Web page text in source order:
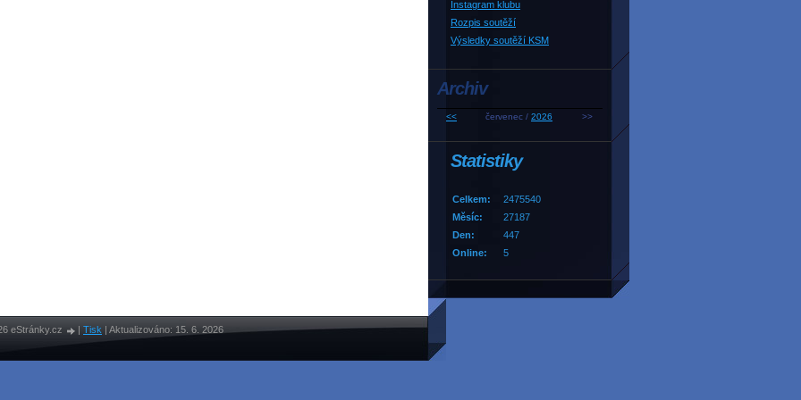
Instagram klubu
Rozpis soutěží
Výsledky soutěží KSM
Archiv
<< červenec / 2026 >>
Statistiky
Online: 5
Celkem:
2475540
Měsíc:
27187
Den:
447
eStránky.cz Tisk Aktualizováno: 15. 6. 2026